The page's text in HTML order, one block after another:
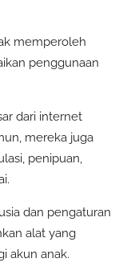
memperoleh
penggunaan
dari internet
mereka juga
penipuan,
dan pengaturan
alat yang
akun anak.